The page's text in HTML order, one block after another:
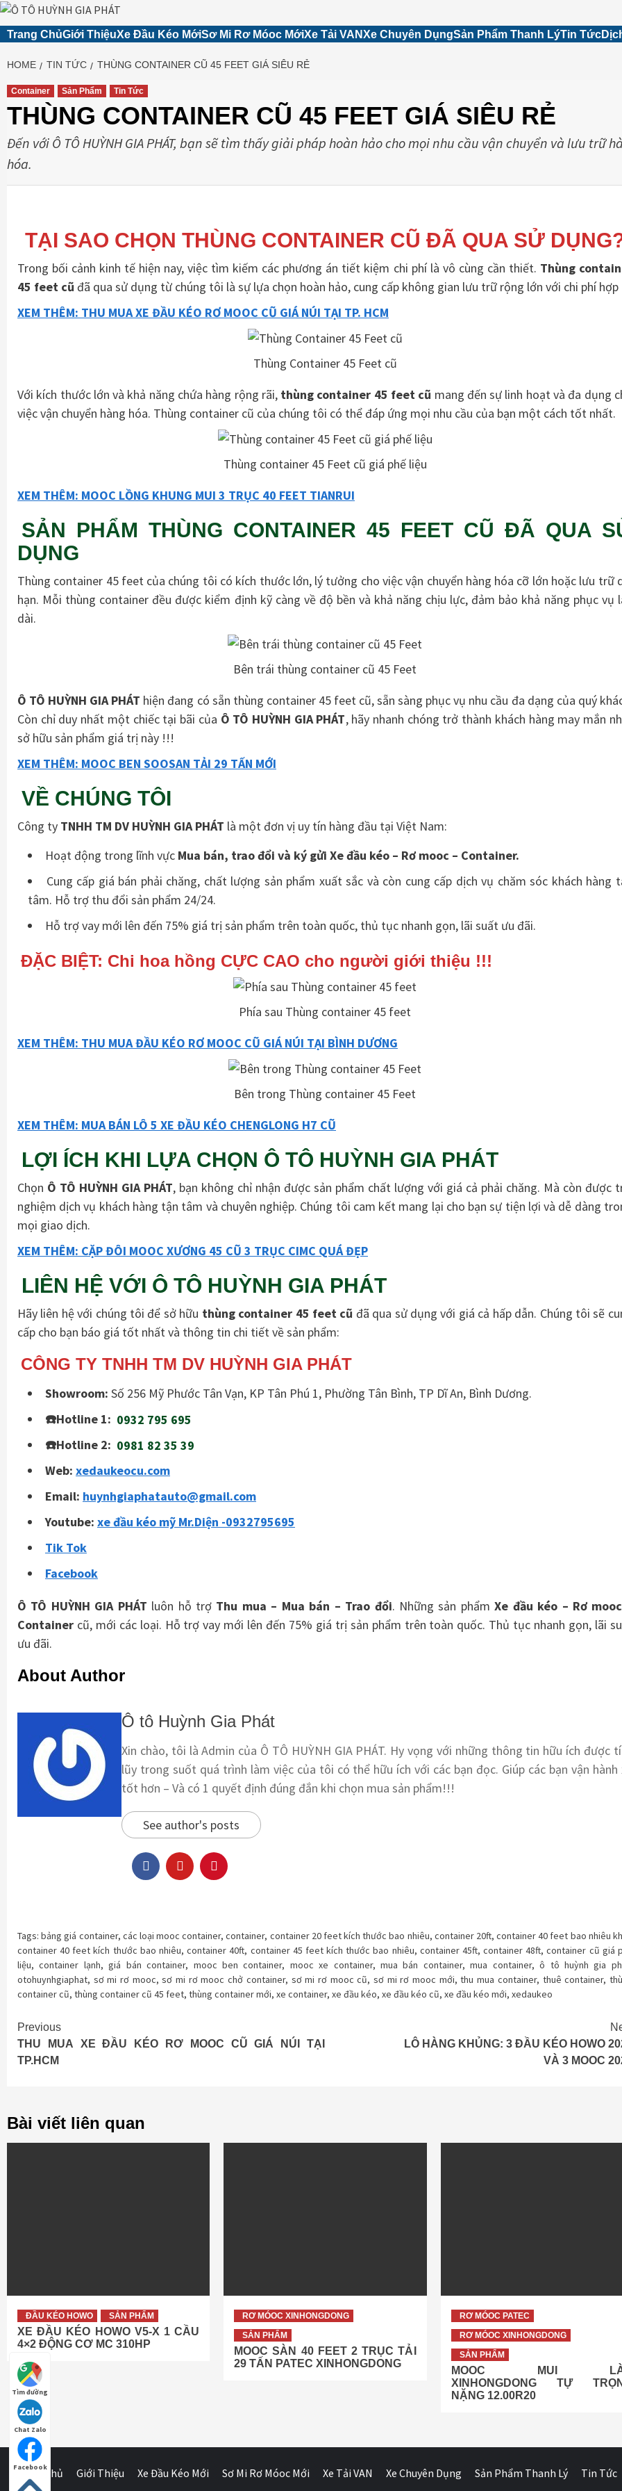
Skip
to
content
Trang ChủGiới ThiệuXe Đầu Kéo MớiSơ Mi Rơ Móoc MớiXe Tải VANXe Chuyên DụngSản Phẩm Thanh LýTin Tức
HOME TIN TỨC THÙNG CONTAINER CŨ 45 FEET GIÁ SIÊU RẺ
Container Sản Phẩm Tin Tức
THÙNG CONTAINER CŨ 45 FEET GIÁ SIÊU RẺ
Đến với Ô TÔ HUỲNH GIA PHÁT, bạn sẽ tìm thấy giải pháp hoàn hảo cho mọi nhu cầu vận chuyển và lưu trữ
hóa.
TẠI SAO CHỌN THÙNG CONTAINER CŨ ĐÃ QUA SỬ
Trong bối cảnh kinh tế hiện nay, việc tìm kiếm các phương án tiết kiệm chi phí là vô cùng cần thiết. Thùng
45 feet cũ đã qua sử dụng từ chúng tôi là sự lựa chọn hoàn hảo, cung cấp không gian lưu trữ rộng lớn với chi phí hợp
XEM THÊM: THU MUA XE ĐẦU KÉO RƠ MOOC CŨ GIÁ NÚI TẠI TP. HCM
Thùng Container 45 Feet cũ
Với kích thước lớn và khả năng chứa hàng rộng rãi, thùng container 45 feet cũ mang đến sự linh hoạt và đa dụng
việc vận chuyển hàng hóa. Thùng container cũ của chúng tôi có thể đáp ứng mọi nhu cầu của bạn một cách tốt nhất.
Thùng container 45 Feet cũ giá phế liệu
XEM THÊM: MOOC LỒNG KHUNG MUI 3 TRỤC 40 FEET TIANRUI
SẢN PHẨM THÙNG CONTAINER 45 FEET CŨ ĐÃ QUA
DỤNG
Thùng container 45 feet của chúng tôi có kích thước lớn, lý tưởng cho việc vận chuyển hàng hóa cỡ lớn hoặc lưu trữ
hạn. Mỗi thùng container đều được kiểm định kỹ càng về độ bền và khả năng chịu lực, đảm bảo khả năng phục vụ
dài.
Bên trái thùng container cũ 45 Feet
Ô TÔ HUỲNH GIA PHÁT hiện đang có sẵn thùng container 45 feet cũ, sẵn sàng phục vụ nhu cầu đa dạng của quý
Còn chỉ duy nhất một chiếc tại bãi của Ô TÔ HUỲNH GIA PHÁT, hãy nhanh chóng trở thành khách hàng may mắn
sở hữu sản phẩm giá trị này !!!
XEM THÊM: MOOC BEN SOOSAN TẢI 29 TẤN MỚI
VỀ CHÚNG TÔI
Công ty TNHH TM DV HUỲNH GIA PHÁT là một đơn vị uy tín hàng đầu tại Việt Nam:
Hoạt động trong lĩnh vực Mua bán, trao đổi và ký gửi Xe đầu kéo – Rơ mooc – Container.
Cung cấp giá bán phải chăng, chất lượng sản phẩm xuất sắc và còn cung cấp dịch vụ chăm sóc khách hàng
tâm. Hỗ trợ thu đổi sản phẩm 24/24.
Hỗ trợ vay mới lên đến 75% giá trị sản phẩm trên toàn quốc, thủ tục nhanh gọn, lãi suất ưu đãi.
ĐẶC BIỆT: Chi hoa hồng CỰC CAO cho người giới thiệu !!!
Phía sau Thùng container 45 feet
XEM THÊM: THU MUA ĐẦU KÉO RƠ MOOC CŨ GIÁ NÚI TẠI BÌNH DƯƠNG
Bên trong Thùng container 45 Feet
XEM THÊM: MUA BÁN LÔ 5 XE ĐẦU KÉO CHENGLONG H7 CŨ
LỢI ÍCH KHI LỰA CHỌN Ô TÔ HUỲNH GIA PHÁT
Chọn Ô TÔ HUỲNH GIA PHÁT, bạn không chỉ nhận được sản phẩm chất lượng với giá cả phải chăng. Mà còn được
nghiệm dịch vụ khách hàng tận tâm và chuyên nghiệp. Chúng tôi cam kết mang lại cho bạn sự tiện lợi và dễ dàng
mọi giao dịch.
XEM THÊM: CẶP ĐÔI MOOC XƯƠNG 45 CŨ 3 TRỤC CIMC QUÁ ĐẸP
LIÊN HỆ VỚI Ô TÔ HUỲNH GIA PHÁT
Hãy liên hệ với chúng tôi để sở hữu thùng container 45 feet cũ đã qua sử dụng với giá cả hấp dẫn. Chúng tôi sẽ
cấp cho bạn báo giá tốt nhất và thông tin chi tiết về sản phẩm:
CÔNG TY TNHH TM DV HUỲNH GIA PHÁT
Showroom: Số 256 Mỹ Phước Tân Vạn, KP Tân Phú 1, Phường Tân Bình, TP Dĩ An, Bình Dương.
☎️Hotline 1: 0932 795 695
☎️Hotline 2: 0981 82 35 39
Web: xedaukeocu.com
Email: huynhgiaphatauto@gmail.com
Youtube: xe đầu kéo mỹ Mr.Diện -0932795695
Tik Tok
Facebook
Ô TÔ HUỲNH GIA PHÁT luôn hỗ trợ Thu mua – Mua bán – Trao đổi. Những sản phẩmXe đầu kéo – Rơ
Container cũ, mới các loại. Hỗ trợ vay mới lên đến 75% giá trị sản phẩm trên toàn quốc. Thủ tục nhanh gọn, lãi
ưu đãi.
About Author
Ô tô Huỳnh Gia Phát
Xin chào, tôi là Admin của Ô TÔ HUỲNH GIA PHÁT. Hy vọng với những thông tin hữu ích được
lũy trong suốt quá trình làm việc của tôi có thể hữu ích với các bạn đọc. Giúp các bạn vận hành
tốt hơn – Và có 1 quyết định đúng đắn khi chọn mua sản phẩm!!!
See author's posts
Tags:bảng giá container, các loại mooc container,container, container 20 feet kích thước bao nhiêu, container 20ft,container 40 feet bao nhiêu
container 40 feet kích thước bao nhiêu,container 40ft, container 45 feet kích thước bao nhiêu, container 45ft,container 48ft,container cũ giá
liệu,container lạnh,giá bán container, mooc ben container, mooc xe container,mua bán container,mua container,ô tô huỳnh gia
otohuynhgiaphat, sơ mi rơ mooc,sơ mi rơ mooc chở container, sơ mi rơ mooc cũ, sơ mi rơ mooc mới,thu mua container, thuê container,
container cũ, thùng container cũ 45 feet, thùng container mới, xe container, xe đầu kéo, xe đầu kéo cũ, xe đầu kéo mới, xedaukeo
Continue
Reading
Previous
THU MUA XE ĐẦU KÉO RƠ MOOC CŨ GIÁ NÚI TẠI
TP.HCM
LÔ HÀNG KHỦNG: 3 ĐẦU KÉO HOWO
VÀ 3 MOOC
Bài viết liên quan
ĐẦU KÉO HOWO SẢN PHẨM
XE ĐẦU KÉO HOWO V5-X 1 CẦU
4×2 ĐỘNG CƠ MC 310HP
RƠ MÓOC XINHONGDONG
SẢN PHẨM
MOOC SÀN 40 FEET 2 TRỤC TẢI
29 TẤN PATEC XINHONGDONG
RƠ MÓOC PATEC
RƠ MÓOC XINHONGDONG
SẢN PHẨM
MOOC MUI
XINHONGDONG TỰ
NẶNG 12.00R20
Tìm đường
Chat Zalo
Facebook
Trang Chủ Giới Thiệu Xe Đầu Kéo Mới Sơ Mi Rơ Móoc Mới Xe Tải VAN Xe Chuyên Dụng Sản Phẩm Thanh Lý Tin Tức